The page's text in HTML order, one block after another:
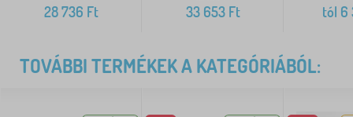
28 736 Ft 33 653Ft tól 6
TOVÁBBI TERMÉKEK A KATEGÓRIÁBÓL: